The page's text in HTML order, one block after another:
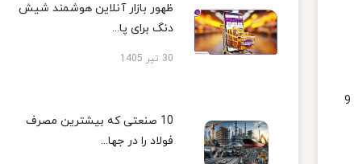
راهنمای خرید الکتروموتور صنعتی؛ 9
ظهور بازار آنلاین هوشمند شیش
دنگ برای پا...
30 تیر 1405
10 صنعتی که بیشترین مصرف
فولاد را در جها...